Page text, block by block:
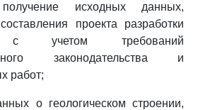
исходных данных,
проекта разработки
с учетом требований
законодательства и
работ;
о геологическом строении,